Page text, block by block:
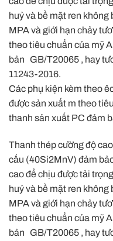
huỷ và bề mặt ren không
MPA và giới hạn chảy
theo tiêu chuẩn của mỹ
bản GB/T20065 , hay
11243-2016.
Các phụ kiện kèm theo
được sản xuất m theo
thanh sản xuất PC đảm
Thanh thép cường độ
cấu (40Si2MnV) đảm
cao để chịu được tải
huỷ và bề mặt ren không
MPA và giới hạn chảy
theo tiêu chuẩn của mỹ
bản GB/T20065 , hay